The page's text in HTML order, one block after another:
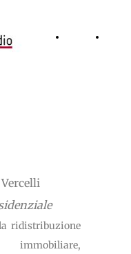
ridistribuzione
immobiliare,